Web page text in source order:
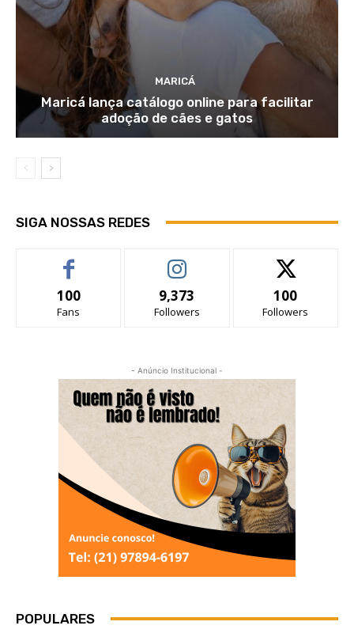
MARICÁ
Maricá lança catálogo online para facilitar
adoção de cães e gatos
SIGA NOSSAS REDES
100
Fans
9,373
Followers
100
Followers
- Anúncio Institucional -
POPULARES